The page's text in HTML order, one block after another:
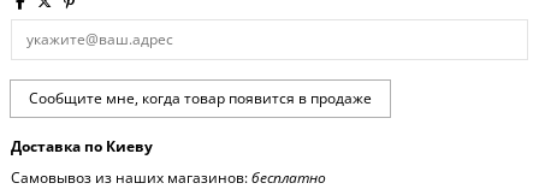
Доставка по Киеву
Самовывоз из наших магазинов:бесплатно